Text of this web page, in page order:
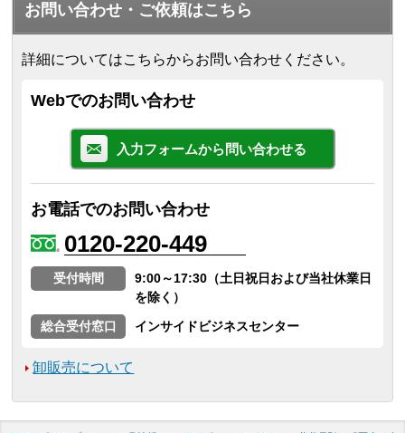
お問い合わせ・ご依頼はこちら
詳細についてはこちらからお問い合わせください。
Webでのお問い合わせ
入力フォームから問い合わせる
お電話でのお問い合わせ
0120-220-449
受付時間
9:00～17:30（土日祝日および当社休業日
を除く）
総合受付窓口
インサイドビジネスセンター
卸販売について